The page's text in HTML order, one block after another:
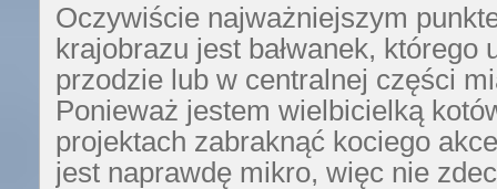
Oczywiście najważniejszym
krajobrazu jest bałwanek, którego
przodzie lub w centralnej części
Ponieważ jestem wielbicielką
projektach zabraknąć kociego
jest naprawdę mikro, więc nie